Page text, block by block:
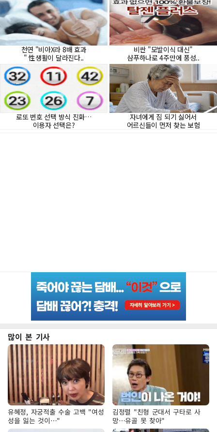
많이 본 기사
유혜정, 자궁적출 수술 고백 "여성
성을 잃는 것이…"
김정렬 "친형 군대서 구타로 사
망…유골 못 찾아"